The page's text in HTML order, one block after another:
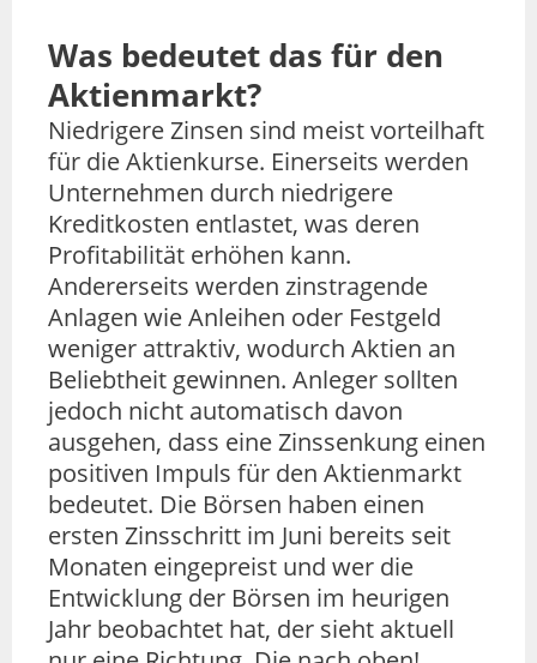
Was bedeutet das für den
Aktienmarkt?
Niedrigere Zinsen sind meist vorteilhaft
für die Aktienkurse. Einerseits werden
Unternehmen durch niedrigere
Kreditkosten entlastet, was deren
Profitabilität erhöhen kann.
Andererseits werden zinstragende
Anlagen wie Anleihen oder Festgeld
weniger attraktiv, wodurch Aktien an
Beliebtheit gewinnen. Anleger sollten
jedoch nicht automatisch davon
ausgehen, dass eine Zinssenkung einen
positiven Impuls für den Aktienmarkt
bedeutet. Die Börsen haben einen
ersten Zinsschritt im Juni bereits seit
Monaten eingepreist und wer die
Entwicklung der Börsen im heurigen
Jahr beobachtet hat, der sieht aktuell